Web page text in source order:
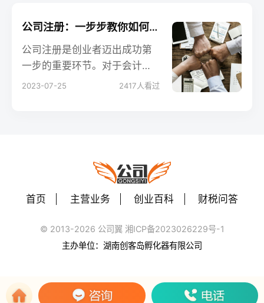
公司注册：一步步教你如何操作
公司注册是创业者迈出成功第
一步的重要环节。对于会计从
业人员、企业老板和创业者而
2023-07-25 2417人看过
首页 主营业务 创业百科 财税问答
© 2013-2026 公司翼 湘ICP备2023026229号-1
主办单位：湖南创客岛孵化器有限公司